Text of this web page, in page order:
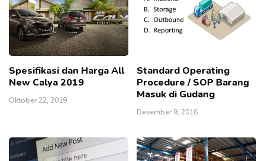
Spesifikasi dan Harga All
New Calya 2019
Oktober 22, 2019
Standard Operating
Procedure / SOP Barang
Masuk di Gudang
Desember 9, 2016